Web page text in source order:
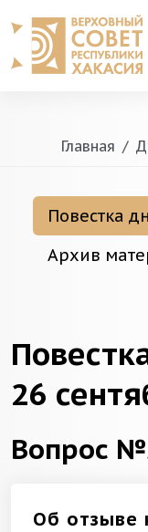
Главная
Повестка
Архив
26
Вопрос
Об отзыве